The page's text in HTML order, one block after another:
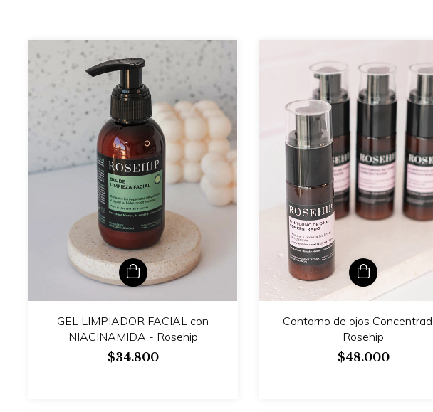
GEL LIMPIADOR FACIAL con
NIACINAMIDA - Rosehip
$34.800
Contorno de ojos
Rosehip
$48.000